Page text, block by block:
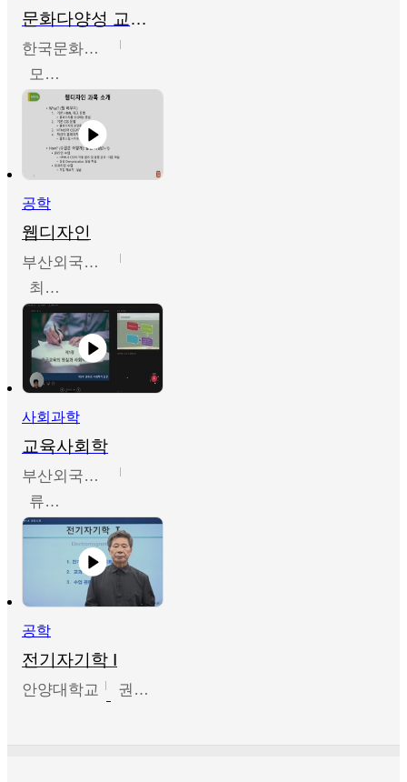
문화다양성 교육의 이해
한국문화예술교육진흥원
모경환,성상환,정문성
공학
웹디자인
부산외국어대학교
최진오
사회과학
교육사회학
부산외국어대학교
류영철
공학
전기자기학 I
안양대학교 권원현